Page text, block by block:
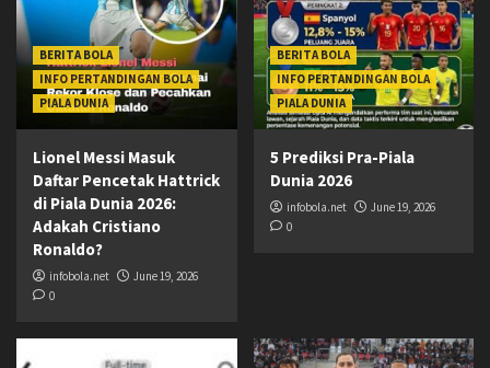
BERITA BOLA
INFO PERTANDINGAN BOLA
PIALA DUNIA
Lionel Messi Masuk
Daftar Pencetak Hattrick
di Piala Dunia 2026:
Adakah Cristiano
Ronaldo?
infobola.net
June 19, 2026
0
BERITA BOLA
INFO PERTANDINGAN BOLA
PIALA DUNIA
5 Prediksi Pra-Piala
Dunia 2026
infobola.net
June 19, 2026
0